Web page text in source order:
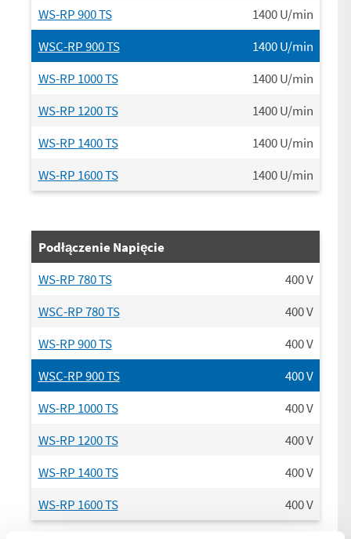
WS-RP 900 TS
1400U/min
WSC-RP 900 TS
1400U/min
WS-RP 1000 TS
1400U/min
WS-RP 1200 TS
1400U/min
WS-RP 1400 TS
1400U/min
WS-RP 1600 TS
1400U/min
Podłączenie Napięcie
WS-RP 780 TS
400V
WSC-RP 780 TS
400V
WS-RP 900 TS
400V
WSC-RP 900 TS
400V
WS-RP 1000 TS
400V
WS-RP 1200 TS
400V
WS-RP 1400 TS
400V
WS-RP 1600 TS
400V